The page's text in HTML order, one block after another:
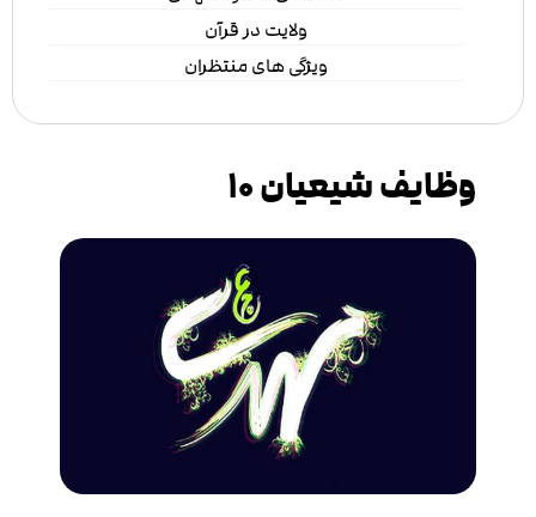
ولایت در قرآن
ویژگی های منتظران
وظایف شیعیان ۱۰